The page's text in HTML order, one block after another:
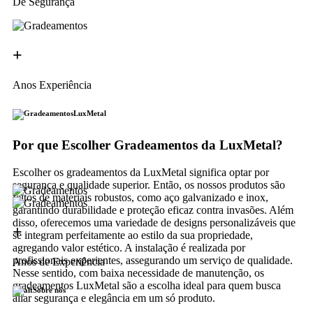
+
Anos Experiência
LuxMetal
Por que Escolher Gradeamentos da LuxMetal?
Escolher os gradeamentos da LuxMetal significa optar por
segurança e qualidade superior. Então, os nossos produtos são
feitos de materiais robustos, como aço galvanizado e inox,
garantindo durabilidade e proteção eficaz contra invasões. Além
disso, oferecemos uma variedade de designs personalizáveis que
se integram perfeitamente ao estilo da sua propriedade,
agregando valor estético. A instalação é realizada por
profissionais experientes, assegurando um serviço de qualidade.
Nesse sentido, com baixa necessidade de manutenção, os
gradeamentos LuxMetal são a escolha ideal para quem busca
aliar segurança e elegância em um só produto.
+
Anos de Experiência
Sobre nós